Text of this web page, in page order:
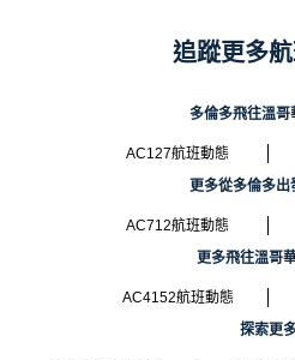
追蹤更多
多倫多飛往溫哥
AC127航班動態
更多從多倫多出
AC712航班動態
更多飛往溫哥
AC4152航班動態
探索更